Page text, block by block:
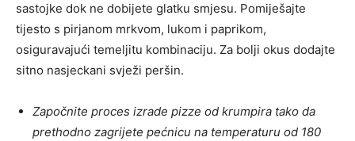
sastojke dok ne dobijete glatku smjesu. Pomiješajte
tijesto s pirjanom mrkvom, lukom i paprikom,
osiguravajući temeljitu kombinaciju. Za bolji okus dodajte
sitno nasjeckani svježi peršin.
Započnite proces izrade pizze od krumpira tako da
prethodno zagrijete pećnicu na temperaturu od 180